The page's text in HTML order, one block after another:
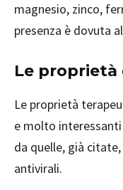
magnesio, zinco,
presenza è dovuta
Le
Le proprietà
e molto
da quelle, già
antivirali.